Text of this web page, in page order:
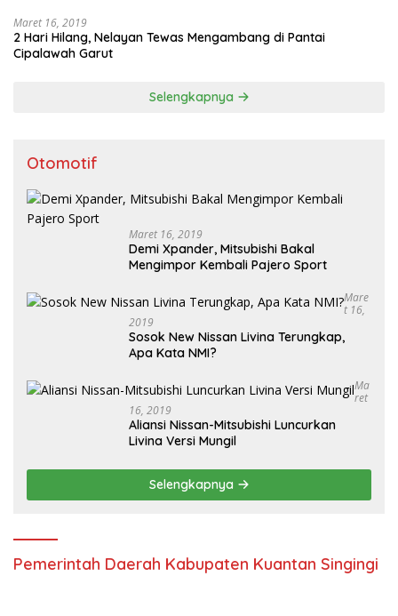
Maret 16, 2019
2 Hari Hilang, Nelayan Tewas Mengambang di Pantai
Cipalawah Garut
Selengkapnya
Otomotif
Maret 16, 2019
Demi Xpander, Mitsubishi Bakal
Mengimpor Kembali Pajero Sport
Mare
T 16,
2019
Sosok New Nissan Livina Terungkap,
Apa Kata NMI?
Ma
Ret
16, 2019
Aliansi Nissan-Mitsubishi Luncurkan
Livina Versi Mungil
Selengkapnya
Pemerintah Daerah Kabupaten Kuantan Singingi